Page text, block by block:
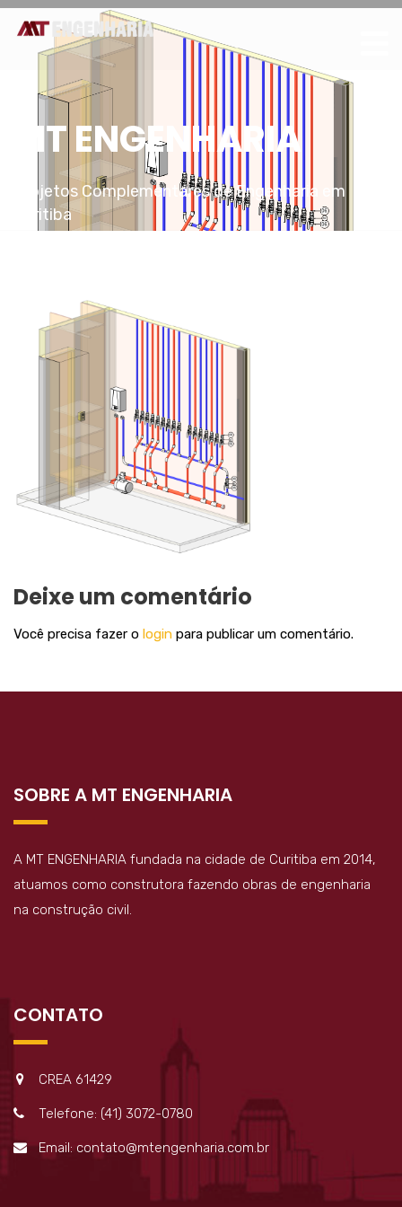
MT ENGENHARIA
Projetos Complementares de Engenharia em
Curitiba
Deixe um comentário
Você precisa fazer o login para publicar um comentário.
SOBRE A MT ENGENHARIA
A MT ENGENHARIA fundada na cidade de Curitiba em 2014,
atuamos como construtora fazendo obras de engenharia
na construção civil.
CONTATO
CREA 61429
Telefone: (41) 3072-0780
Email: contato@mtengenharia.com.br